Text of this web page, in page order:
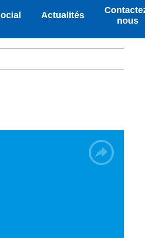
Actualités
nous